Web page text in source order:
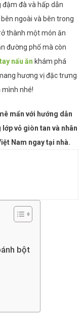
đà và hấp dẫn
ngoài và bên trong
thành một món ăn
đường phố mà còn
nấu ăn khám phá
hương vị đặc trưng
mình nhé!
mẩn với hướng dẫn
vỏ giòn tan và nhân
Nam ngay tại nhà.
bột